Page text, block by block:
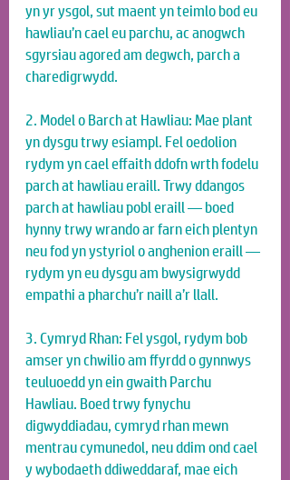
yn yr ysgol, sut maent yn teimlo bod eu
hawliau’n cael eu parchu, ac anogwch
sgyrsiau agored am degwch, parch a
charedigrwydd.
2. Model o Barch at Hawliau: Mae plant
yn dysgu trwy esiampl. Fel oedolion
rydym yn cael effaith ddofn wrth fodelu
parch at hawliau eraill. Trwy ddangos
parch at hawliau pobl eraill — boed
hynny trwy wrando ar farn eich plentyn
neu fod yn ystyriol o anghenion eraill —
rydym yn eu dysgu am bwysigrwydd
empathi a pharchu’r naill a’r llall.
3. Cymryd Rhan: Fel ysgol, rydym bob
amser yn chwilio am ffyrdd o gynnwys
teuluoedd yn ein gwaith Parchu
Hawliau. Boed trwy fynychu
digwyddiadau, cymryd rhan mewn
mentrau cymunedol, neu ddim ond cael
y wybodaeth ddiweddaraf, mae eich